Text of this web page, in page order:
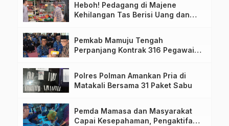
Heboh! Pedagang di Majene
Kehilangan Tas Berisi Uang dan
Pemkab Mamuju Tengah
Perpanjang Kontrak 316 Pegawai
Polres Polman Amankan Pria di
Matakali Bersama 31 Paket Sabu
Pemda Mamasa dan Masyarakat
Capai Kesepahaman, Pengaktifan